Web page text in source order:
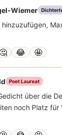
Wiemer
🤔 😂 🤩
Poet Laureat
über die
noch Platz für